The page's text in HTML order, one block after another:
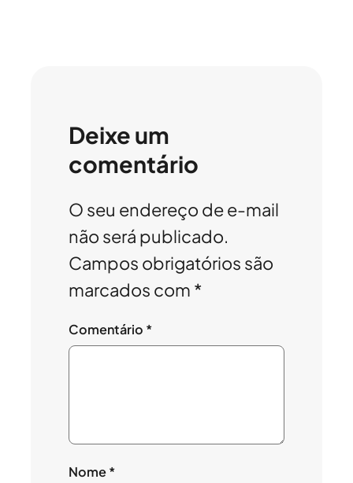
Deixe um
comentário
O seu endereço de e-mail
não será publicado.
Campos obrigatórios são
marcados com *
Comentário *
Nome*